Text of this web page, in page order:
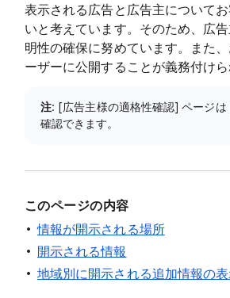
表示される広告と広告主について
いと考えています。そのため、広
明性の確保に努めています。また
ーザーに公開することが義務付け
注: [広告主様の適格性確認] ページ
確認できます。
このページの内容
情報が開示される場所
開示される情報
地域別に開示される追加情報の